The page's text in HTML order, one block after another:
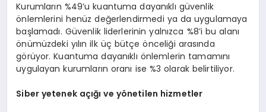
Kurumların %49’u kuantuma dayanıklı güvenlik
önlemlerini henüz değerlendirmedi ya da uygulamaya
başlamadı. Güvenlik liderlerinin yalnızca %8’i bu alanı
önümüzdeki yılın ilk üç bütçe önceliği arasında
görüyor. Kuantuma dayanıklı önlemlerin tamamını
uygulayan kurumların oranı ise %3 olarak belirtiliyor.
Siber yetenek açığı ve yönetilen hizmetler